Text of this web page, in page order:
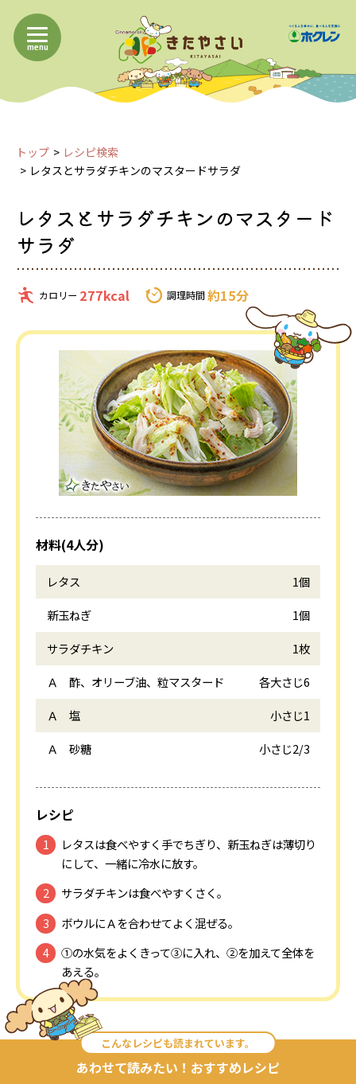
menu
トップ
レシピ検索
レタスとサラダチキンのマスタードサラダ
レタスとサラダチキンのマスタード
サラダ
カロリー 277kcal 調理時間 約15分
材料(4人分)
レタス
1個
新玉ねぎ
1個
サラダチキン
1枚
Ａ 酢、オリーブ油、粒マスタード
各大さじ6
Ａ 塩
小さじ1
Ａ 砂糖
小さじ2/3
レシピ
レタスは食べやすく手でちぎり、新玉ねぎは薄切り
にして、一緒に冷水に放す。
サラダチキンは食べやすくさく。
ボウルにＡを合わせてよく混ぜる。
①の水気をよくきって③に入れ、②を加えて全体を
あえる。
こんなレシピも読まれています。
あわせて読みたい！おすすめレシピ